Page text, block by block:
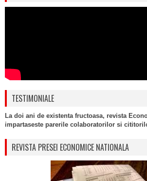
TESTIMONIALE
La doi ani de existenta fructoasa, revista
impartaseste parerile colaboratorilor si
REVISTA PRESEI ECONOMICE NATIONALA